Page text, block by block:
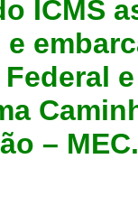
ICMS
– MEC.